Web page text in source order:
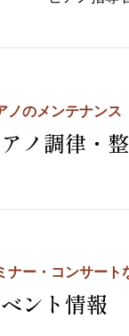
ノのメンテナンス
ノ調律・
ナー・コンサート
ント情報